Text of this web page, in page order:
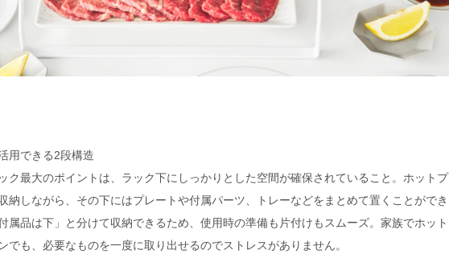
用できる2段構造
ク最大のポイントは、ラック下にしっかりとした空間が確保されていること。ホットプ
納しながら、その下にはプレートや付属パーツ、トレーなどをまとめて置くことができ
属品は下」と分けて収納できるため、使用時の準備も片付けもスムーズ。家族でホット
でも、必要なものを一度に取り出せるのでストレスがありません。